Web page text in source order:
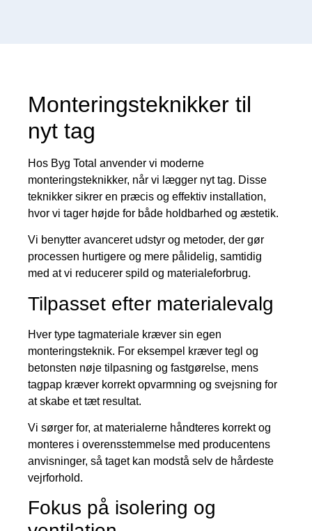
Monteringsteknikker til
nyt tag
Hos Byg Total anvender vi moderne
monteringsteknikker, når vi lægger nyt tag. Disse
teknikker sikrer en præcis og effektiv installation,
hvor vi tager højde for både holdbarhed og æstetik.
Vi benytter avanceret udstyr og metoder, der gør
processen hurtigere og mere pålidelig, samtidig
med at vi reducerer spild og materialeforbrug.
Tilpasset efter materialevalg
Hver type tagmateriale kræver sin egen
monteringsteknik. For eksempel kræver tegl og
betonsten nøje tilpasning og fastgørelse, mens
tagpap kræver korrekt opvarmning og svejsning for
at skabe et tæt resultat.
Vi sørger for, at materialerne håndteres korrekt og
monteres i overensstemmelse med producentens
anvisninger, så taget kan modstå selv de hårdeste
vejrforhold.
Fokus på isolering og